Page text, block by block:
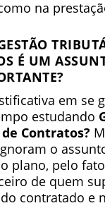
na
É UM
em se
estudando
Contratos?
o
plano, pelo
de quem
contratado e